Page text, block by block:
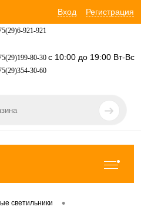
Вход Регистрация
921-921
80-30 с 10:00 до 19:00 Вт-Вс
30-60
светильники •